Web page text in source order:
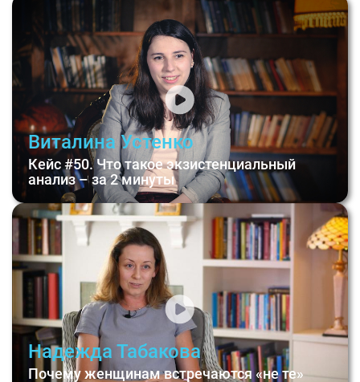
Виталина Устенко
Кейс #50. Что такое экзистенциальный
анализ – за 2 минуты
Надежда Табакова
Почему женщинам встречаются «не те»